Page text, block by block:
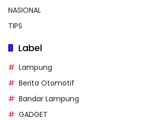
NASIONAL
TIPS
Label
Lampung
Berita Otomotif
Bandar Lampung
GADGET